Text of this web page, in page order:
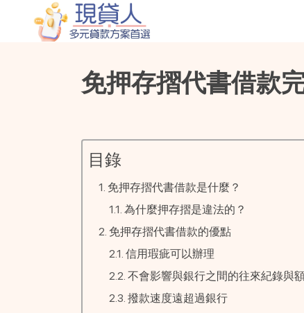
免押存摺代書借款
目錄
免押存摺代書借款是什麼？
為什麼押存摺是違法的？
免押存摺代書借款的優點
信用瑕疵可以辦理
不會影響與銀行之間的往來紀錄與
撥款速度遠超過銀行